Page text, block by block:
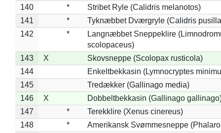
140
*
Stribet Ryle (Calidris melanotos)
141
*
Tyknæbbet Dværgryle (Calidris
142
*
Langnæbbet Sneppeklire
scolopaceus)
143
X
Skovsneppe (Scolopax rusticola)
144
Enkeltbekkasin (Lymnocryptes
145
Tredækker (Gallinago media)
146
X
Dobbeltbekkasin (Gallinago
147
*
Terekklire (Xenus cinereus)
148
*
Amerikansk Svømmesneppe